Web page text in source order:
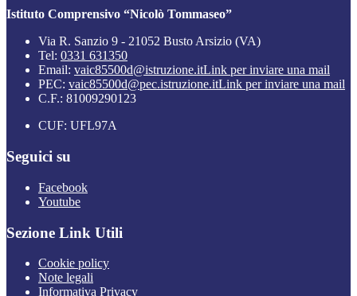
Istituto Comprensivo “Nicolò Tommaseo”
Via R. Sanzio 9 - 21052 Busto Arsizio (VA)
Tel: 0331 631350
Email: vaic85500d@istruzione.itLink per inviare una mail
PEC: vaic85500d@pec.istruzione.itLink per inviare una mail
C.F.: 81009290123
CUF: UFL97A
Seguici su
Facebook
Youtube
Sezione Link Utili
Cookie policy
Note legali
Informativa Privacy